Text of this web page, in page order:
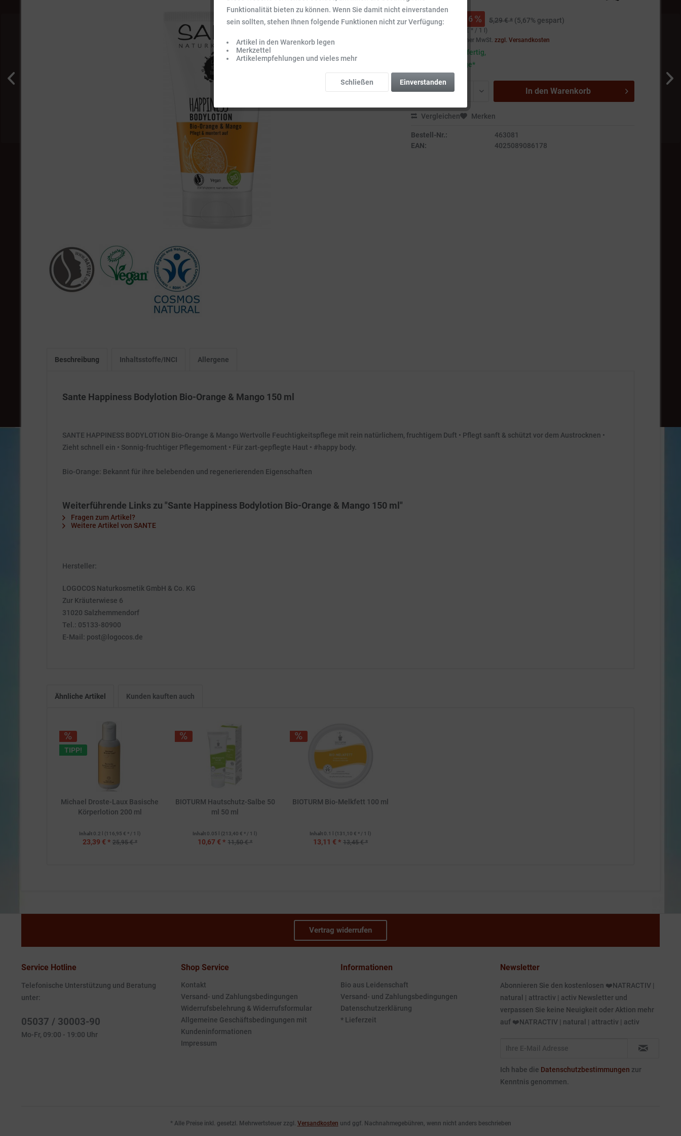
4,99 € * 6 5,29 € * (5,67% gespart)
0.15 l (33,27 € * / 1 l)
Preise inkl. gesetzlicher MwSt.zzgl. Versandkosten
Sofort versandfertig,
Lieferzeit 3-5 Tage*
In den Warenkorb
Vergleichen Merken
Bestell-Nr.:
463081
EAN:
4025089086178
Beschreibung Inhaltsstoffe/INCI Allergene
Sante Happiness Bodylotion Bio-Orange & Mango 150 ml
SANTE HAPPINESS BODYLOTION Bio-Orange & Mango Wertvolle Feuchtigkeitspflege mit rein natürlichem, fruchtigem Duft • Pflegt sanft & schützt vor dem Austrocknen •
Zieht schnell ein • Sonnig-fruchtiger Pflegemoment • Für zart-gepflegte Haut • #happy body.
Bio-Orange: Bekannt für ihre belebenden und regenerierenden Eigenschaften
Weiterführende Links zu "Sante Happiness Bodylotion Bio-Orange & Mango 150 ml"
Fragen zum Artikel?
Weitere Artikel von SANTE
Hersteller:
LOGOCOS Naturkosmetik GmbH & Co. KG
Zur Kräuterwiese 6
31020 Salzhemmendorf
Tel.: 05133-80900
E-Mail: post@logocos.de
Ähnliche Artikel Kunden kauften auch
TIPP!
Michael Droste-Laux Basische
Körperlotion 200 ml
Inhalt 0.2 l (116,95 € * / 1 l)
23,39 € * 25,95 € *
BIOTURM Hautschutz-Salbe 50
ml 50 ml
Inhalt 0.05 l (213,40 € * / 1 l)
10,67 € * 11,50 € *
BIOTURM Bio-Melkfett 100 ml
Inhalt 0.1 l (131,10 € * / 1 l)
13,11 € * 13,45 € *
Vertrag widerrufen
Service Hotline
Telefonische Unterstützung und Beratung
unter:
05037 / 30003-90
Mo-Fr, 09:00 - 19:00 Uhr
Shop Service
Kontakt
Versand- und Zahlungsbedingungen
Widerrufsbelehrung & Widerrufsformular
Allgemeine Geschäftsbedingungen mit
Kundeninformationen
Impressum
Informationen
Bio aus Leidenschaft
Versand- und Zahlungsbedingungen
Datenschutzerklärung
* Lieferzeit
Newsletter
Abonnieren Sie den kostenlosen ❤️NATRACTIV |
natural | attractiv | activ Newsletter und
verpassen Sie keine Neuigkeit oder Aktion mehr
auf ❤️NATRACTIV | natural | attractiv | activ
Ich habe die Datenschutzbestimmungen zur
Kenntnis genommen.
* Alle Preise inkl. gesetzl. Mehrwertsteuer zzgl. Versandkosten und ggf. Nachnahmegebühren, wenn nicht anders beschrieben
Funktionalität bieten zu können. Wenn Sie damit nicht einverstanden
sein sollten, stehen Ihnen folgende Funktionen nicht zur Verfügung:
Artikel in den Warenkorb legen
Merkzettel
Artikelempfehlungen und vieles mehr
Einverstanden
Schließen